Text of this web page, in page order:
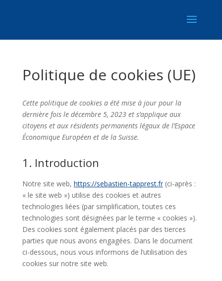
Politique de cookies (UE)
Cette politique de cookies a été mise à jour pour la
dernière fois le décembre 5, 2023 et s’applique aux
citoyens et aux résidents permanents légaux de l’Espace
Économique Européen et de la Suisse.
1. Introduction
Notre site web, https://sebastien-tapprest.fr(ci-après :
« le site web ») utilise des cookies et autres
technologies liées (par simplification, toutes ces
technologies sont désignées par le terme « cookies »).
Des cookies sont également placés par des tierces
parties que nous avons engagées. Dans le document
ci-dessous, nous vous informons de l’utilisation des
cookies sur notre site web.